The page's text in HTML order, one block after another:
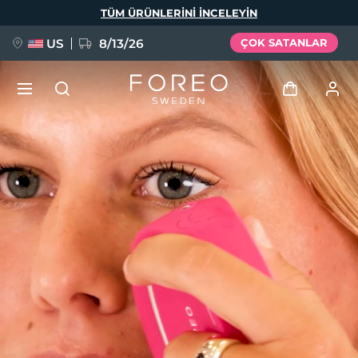
TÜM ÜRÜNLERINI INCELEYIN
US 8/13/26 ÇOK SATANLAR
Giriş
Kullanici profi̇li̇
Cihazlarım
Siparişlerim
Adresim
Aboneliklerim
YENİ
FAQ™ Pure Beauty-Tech Elixir
BREAKING NEWS
issa™ Teeth Whitening Set
Dil Seçimi
English Deutsch
Español
Italiano
Português
Polski
Svenska
Русский
Türkçe
简体中文